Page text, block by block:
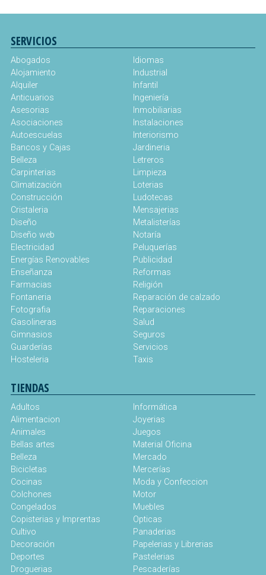
SERVICIOS
Abogados
Alojamiento
Alquiler
Anticuarios
Asesorias
Asociaciones
Autoescuelas
Bancos y Cajas
Belleza
Carpinterias
Climatización
Construcción
Cristaleria
Diseño
Diseño web
Electricidad
Energías Renovables
Enseñanza
Farmacias
Fontaneria
Fotografia
Gasolineras
Gimnasios
Guarderías
Hosteleria
Idiomas
Industrial
Infantil
Ingeniería
Inmobiliarias
Instalaciones
Interiorismo
Jardineria
Letreros
Limpieza
Loterias
Ludotecas
Mensajerias
Metalisterías
Notaría
Peluquerías
Publicidad
Reformas
Religión
Reparación de calzado
Reparaciones
Salud
Seguros
Servicios
Taxis
TIENDAS
Adultos
Alimentacion
Animales
Bellas artes
Belleza
Bicicletas
Cocinas
Colchones
Congelados
Copisterias y Imprentas
Cultivo
Decoración
Deportes
Droguerias
Informática
Joyerias
Juegos
Material Oficina
Mercado
Mercerías
Moda y Confeccion
Motor
Muebles
Opticas
Panaderias
Papelerias y Librerias
Pastelerias
Pescaderías